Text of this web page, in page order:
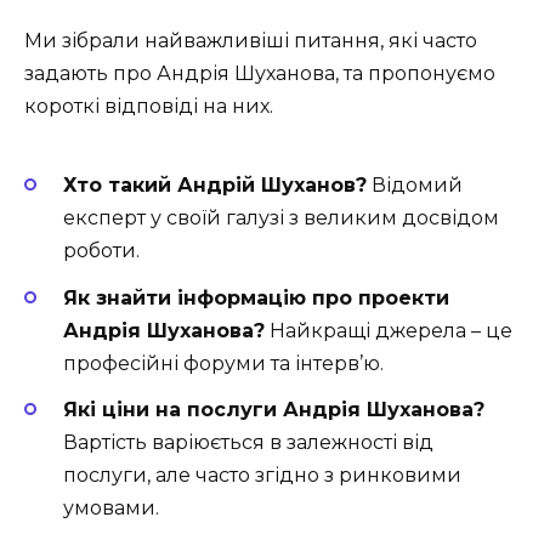
Ми зібрали найважливіші питання, які часто
задають про Андрія Шуханова, та пропонуємо
короткі відповіді на них.
Хто такий Андрій Шуханов? Відомий
експерт у своїй галузі з великим досвідом
роботи.
Як знайти інформацію про проекти
Андрія Шуханова? Найкращі джерела – це
професійні форуми та інтерв’ю.
Які ціни на послуги Андрія Шуханова?
Вартість варіюється в залежності від
послуги, але часто згідно з ринковими
умовами.